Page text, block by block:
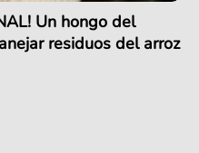
Un hongo del
residuos del arroz